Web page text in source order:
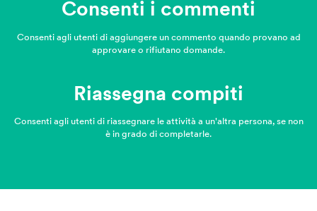
Consenti i commenti
Consenti agli utenti di aggiungere un commento quando provano ad
approvare o rifiutano domande.
Riassegna compiti
Consenti agli utenti di riassegnare le attività a un'altra persona, se non
è in grado di completarle.